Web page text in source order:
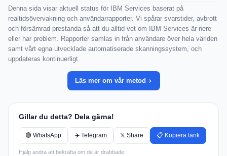
Denna sida visar aktuell status för IBM Services baserat på
realtidsövervakning och användarrapporter. Vi spårar svarstider, avbrott
och försämrad prestanda så att du alltid vet om IBM Services är nere
eller har problem. Rapporter samlas in från användare över hela världen
samt vårt egna utvecklade automatiserade skanningssystem, och
uppdateras kontinuerligt.
Läs mer om vår metod
Gillar du detta? Dela gärna!
🟢 WhatsApp ✈️ Telegram 𝕏 Share 📋 Kopiera länk
Hjälp andra att bekräfta om de är drabbade.